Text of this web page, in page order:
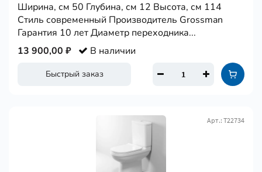
Ширина, см 50 Глубина, см 12 Высота, см 114
Стиль современный Производитель Grossman
Гарантия 10 лет Диаметр переходника...
Быстрый заказ
13 900,00 ₽ В наличии
Арт.: Т22734